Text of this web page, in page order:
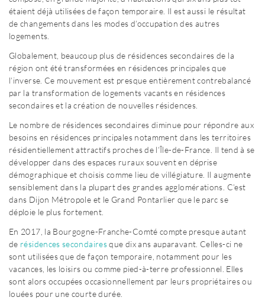
étaient déjà utilisées de façon temporaire. Il est aussi le résultat
de changements dans les modes d’occupation des autres
logements.
Globalement, beaucoup plus de résidences secondaires de la
région ont été transformées en résidences principales que
l’inverse. Ce mouvement est presque entièrement contrebalancé
par la transformation de logements vacants en résidences
secondaires et la création de nouvelles résidences.
Le nombre de résidences secondaires diminue pour répondre aux
besoins en résidences principales notamment dans les territoires
résidentiellement attractifs proches de l’Île-de-France. Il tend à se
développer dans des espaces ruraux souvent en déprise
démographique et choisis comme lieu de villégiature. Il augmente
sensiblement dans la plupart des grandes agglomérations. C’est
dans Dijon Métropole et le Grand Pontarlier que le parc se
déploie le plus fortement.
En 2017, la Bourgogne-Franche-Comté compte presque autant
de résidences secondairesque dix ans auparavant. Celles-ci ne
sont utilisées que de façon temporaire, notamment pour les
vacances, les loisirs ou comme pied-à-terre professionnel. Elles
sont alors occupées occasionnellement par leurs propriétaires ou
louées pour une courte durée.